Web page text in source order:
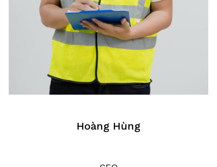
Hoàng Hùng